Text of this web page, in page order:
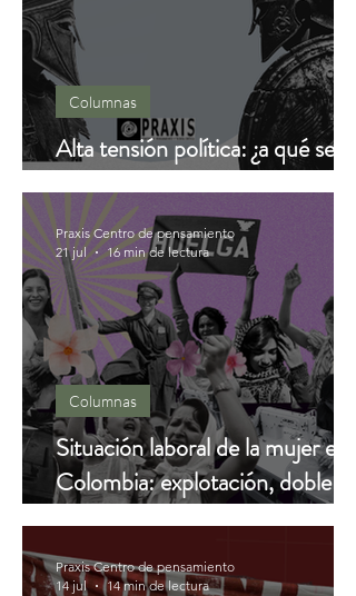
Alta tensión política: ¿a qué se
Columnas
Situación laboral de la mujer en
Colombia: explotación, doble
Columnas
Praxis Centro de pensamiento
21 jul
16 min de lectura
Praxis Centro de pensamiento
14 jul
14 min de lectura